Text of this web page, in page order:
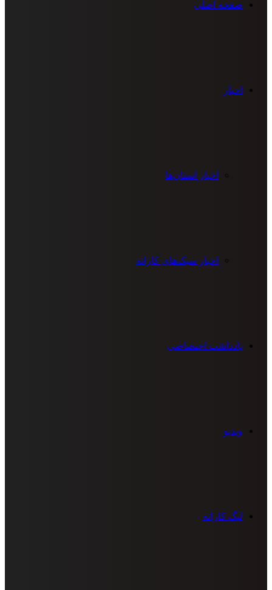
صفحه اصلی
اخبار
اخبار استان‌ها
اخبار سبک‌های کاراته
یادداشت اختصاصی
ویدیو
لیگ کاراته